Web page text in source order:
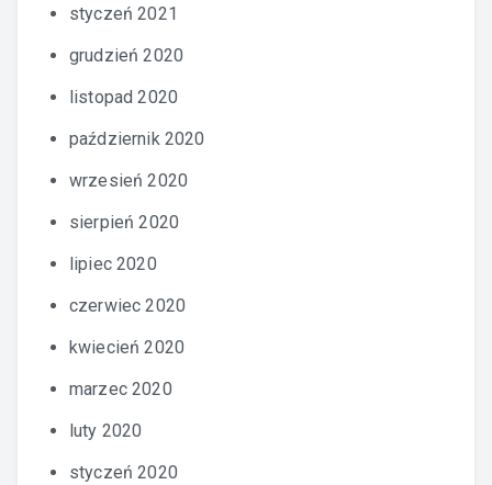
styczeń 2021
grudzień 2020
listopad 2020
październik 2020
wrzesień 2020
sierpień 2020
lipiec 2020
czerwiec 2020
kwiecień 2020
marzec 2020
luty 2020
styczeń 2020